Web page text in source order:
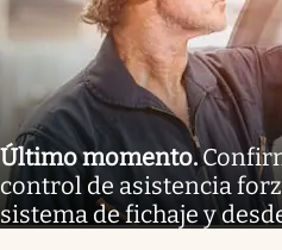
Último momento.
control de asistencia
sistema de fichaje y